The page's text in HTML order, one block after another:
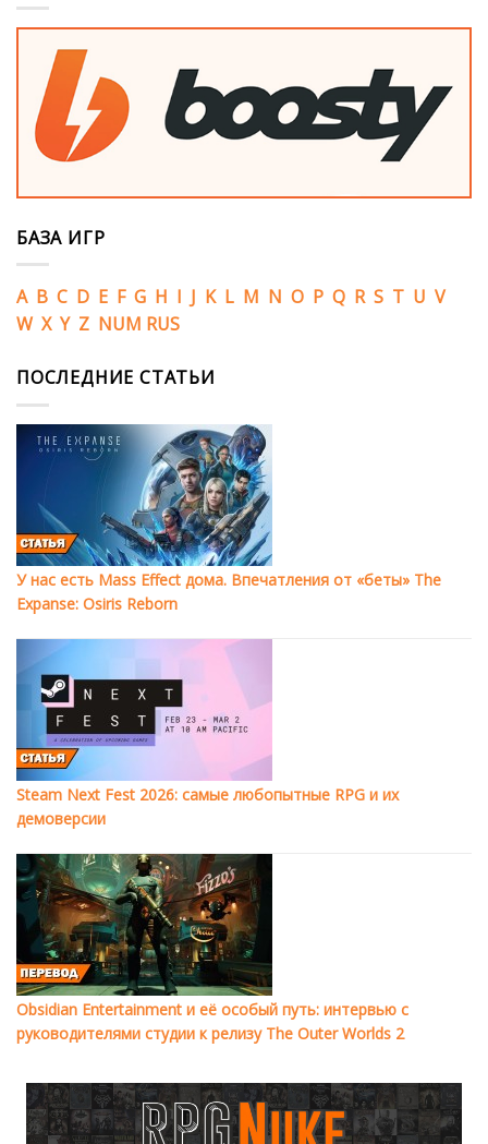
БАЗА ИГР
A B C D E F G H I J K L M N O P Q R S T U V
W X Y Z NUM RUS
ПОСЛЕДНИЕ СТАТЬИ
У нас есть Mass Effect дома. Впечатления от «беты» The
Expanse: Osiris Reborn
Steam Next Fest 2026: самые любопытные RPG и их
демоверсии
Obsidian Entertainment и её особый путь: интервью с
руководителями студии к релизу The Outer Worlds 2